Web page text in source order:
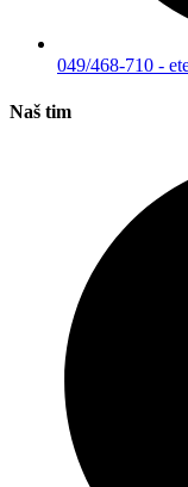
049/468-710 -
Naš tim